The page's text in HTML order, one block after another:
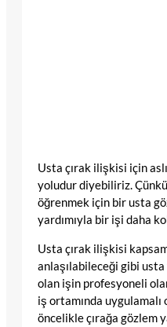
Usta çırak ilişkisi için
yoludur diyebiliriz.
öğrenmek için bir usta
yardımıyla bir işi daha
Usta çırak ilişkisi
anlaşılabileceği gibi usta
olan işin profesyoneli
iş ortamında
öncelikle çırağa gözlem